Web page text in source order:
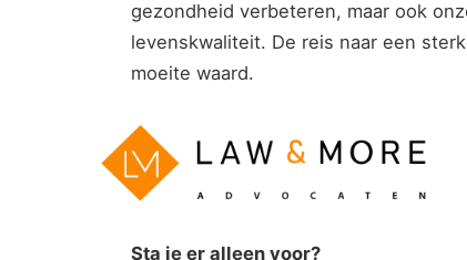
gezondheid verbeteren, maar ook
levenskwaliteit. De reis naar een
moeite waard.
Sta je er alleen voor?